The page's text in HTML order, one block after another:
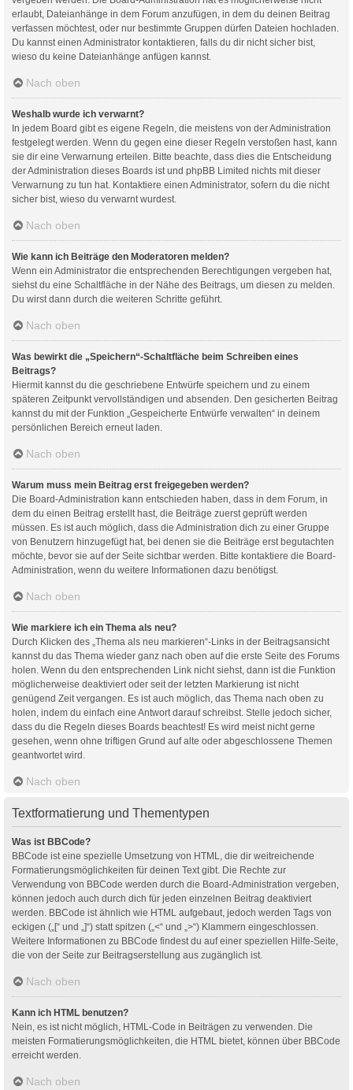
erlaubt, Dateianhänge in dem Forum anzufügen, in dem du deinen Beitrag
verfassen möchtest, oder nur bestimmte Gruppen dürfen Dateien hochladen.
Du kannst einen Administrator kontaktieren, falls du dir nicht sicher bist,
wieso du keine Dateianhänge anfügen kannst.
Nach oben
Weshalb wurde ich verwarnt?
In jedem Board gibt es eigene Regeln, die meistens von der Administration
festgelegt werden. Wenn du gegen eine dieser Regeln verstoßen hast, kann
sie dir eine Verwarnung erteilen. Bitte beachte, dass dies die Entscheidung
der Administration dieses Boards ist und phpBB Limited nichts mit dieser
Verwarnung zu tun hat. Kontaktiere einen Administrator, sofern du die nicht
sicher bist, wieso du verwarnt wurdest.
Nach oben
Wie kann ich Beiträge den Moderatoren melden?
Wenn ein Administrator die entsprechenden Berechtigungen vergeben hat,
siehst du eine Schaltfläche in der Nähe des Beitrags, um diesen zu melden.
Du wirst dann durch die weiteren Schritte geführt.
Nach oben
Was bewirkt die „Speichern“-Schaltfläche beim Schreiben eines
Beitrags?
Hiermit kannst du die geschriebene Entwürfe speichern und zu einem
späteren Zeitpunkt vervollständigen und absenden. Den gesicherten Beitrag
kannst du mit der Funktion „Gespeicherte Entwürfe verwalten“ in deinem
persönlichen Bereich erneut laden.
Nach oben
Warum muss mein Beitrag erst freigegeben werden?
Die Board-Administration kann entschieden haben, dass in dem Forum, in
dem du einen Beitrag erstellt hast, die Beiträge zuerst geprüft werden
müssen. Es ist auch möglich, dass die Administration dich zu einer Gruppe
von Benutzern hinzugefügt hat, bei denen sie die Beiträge erst begutachten
möchte, bevor sie auf der Seite sichtbar werden. Bitte kontaktiere die Board-
Administration, wenn du weitere Informationen dazu benötigst.
Nach oben
Wie markiere ich ein Thema als neu?
Durch Klicken des „Thema als neu markieren“-Links in der Beitragsansicht
kannst du das Thema wieder ganz nach oben auf die erste Seite des Forums
holen. Wenn du den entsprechenden Link nicht siehst, dann ist die Funktion
möglicherweise deaktiviert oder seit der letzten Markierung ist nicht
genügend Zeit vergangen. Es ist auch möglich, das Thema nach oben zu
holen, indem du einfach eine Antwort darauf schreibst. Stelle jedoch sicher,
dass du die Regeln dieses Boards beachtest! Es wird meist nicht gerne
gesehen, wenn ohne triftigen Grund auf alte oder abgeschlossene Themen
geantwortet wird.
Nach oben
Textformatierung und Thementypen
Was ist BBCode?
BBCode ist eine spezielle Umsetzung von HTML, die dir weitreichende
Formatierungsmöglichkeiten für deinen Text gibt. Die Rechte zur
Verwendung von BBCode werden durch die Board-Administration vergeben,
können jedoch auch durch dich für jeden einzelnen Beitrag deaktiviert
werden. BBCode ist ähnlich wie HTML aufgebaut, jedoch werden Tags von
eckigen („[“ und „]“) statt spitzen („<“ und „>“) Klammern eingeschlossen.
Weitere Informationen zu BBCode findest du auf einer speziellen Hilfe-Seite,
die von der Seite zur Beitragserstellung aus zugänglich ist.
Nach oben
Kann ich HTML benutzen?
Nein, es ist nicht möglich, HTML-Code in Beiträgen zu verwenden. Die
meisten Formatierungsmöglichkeiten, die HTML bietet, können über BBCode
erreicht werden.
Nach oben